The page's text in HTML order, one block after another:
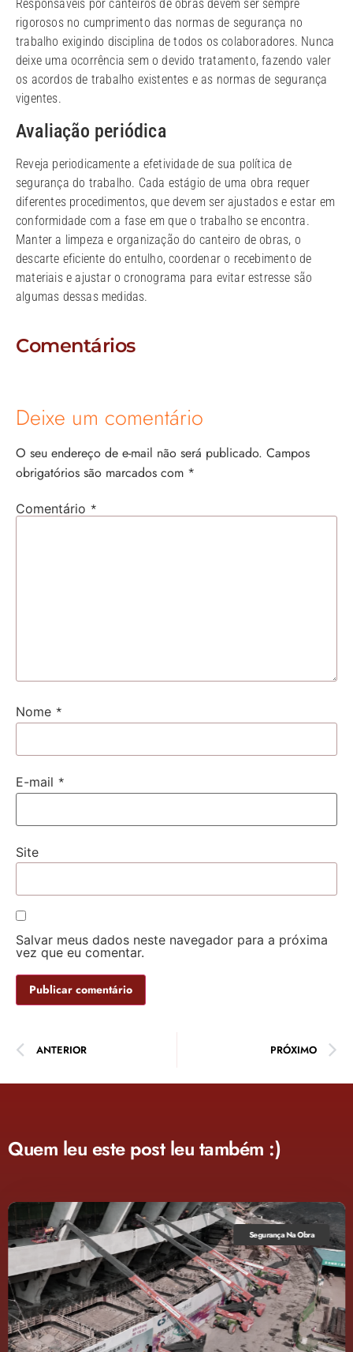
Responsáveis por canteiros de obras devem ser sempre
rigorosos no cumprimento das normas de segurança no
trabalho exigindo disciplina de todos os colaboradores. Nunca
deixe uma ocorrência sem o devido tratamento, fazendo valer
os acordos de trabalho existentes e as normas de segurança
vigentes.
Avaliação periódica
Reveja periodicamente a efetividade de sua política de
segurança do trabalho. Cada estágio de uma obra requer
diferentes procedimentos, que devem ser ajustados e estar em
conformidade com a fase em que o trabalho se encontra.
Manter a limpeza e organização do canteiro de obras, o
descarte eficiente do entulho, coordenar o recebimento de
materiais e ajustar o cronograma para evitar estresse são
algumas dessas medidas.
Comentários
Deixe um comentário
O seu endereço de e-mail não será publicado. Campos
obrigatórios são marcados com *
Comentário *
Nome *
E-mail *
Site
Salvar meus dados neste navegador para a próxima
vez que eu comentar.
ANTERIOR PRÓXIMO
Quem leu este post leu também :)
Segurança Na Obra